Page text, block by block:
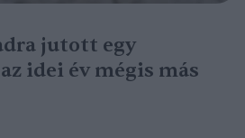
jutott egy
idei év mégis más